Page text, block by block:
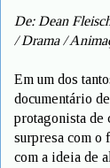
De: Dean
/ Drama /
Em um dos
documentário
protagonista de
surpresa com o
com a ideia de